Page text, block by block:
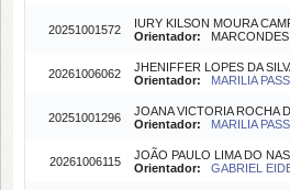
20251001572
IURY KILSON MOURA
Orientador: MARCONDES
20261006062
JHENIFFER LOPES DA
Orientador:
MARILIA
20251001296
JOANA VICTORIA ROCHA
Orientador:
MARILIA
20261006115
JOÃO PAULO LIMA DO
Orientador:
GABRIEL